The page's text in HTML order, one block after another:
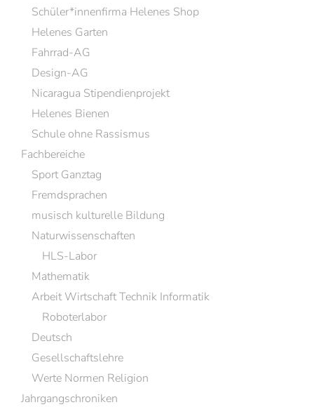
Schüler*innenfirma Helenes Shop
Helenes Garten
Fahrrad-AG
Design-AG
Nicaragua Stipendienprojekt
Helenes Bienen
Schule ohne Rassismus
Fachbereiche
Sport Ganztag
Fremdsprachen
musisch kulturelle Bildung
Naturwissenschaften
HLS-Labor
Mathematik
Arbeit Wirtschaft Technik Informatik
Roboterlabor
Deutsch
Gesellschaftslehre
Werte Normen Religion
Jahrgangschroniken